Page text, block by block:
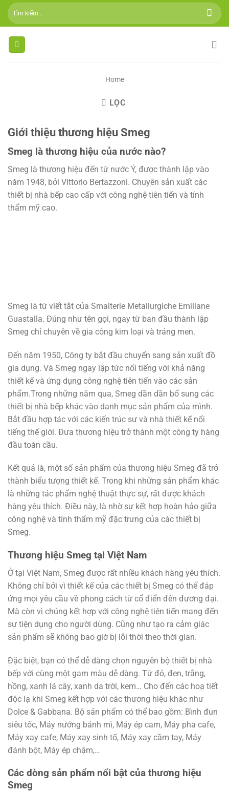
Skip
Tìm
kiếm:
Home
LỌC
Giới thiệu thương hiệu Smeg
Smeg là thương hiệu của nước nào?
Smeg là thương hiệu đến từ nước Ý, được thành lập vào
năm 1948, bởi Vittorio Bertazzoni. Chuyên sản xuất các
thiết bị nhà bếp cao cấp với công nghệ tiên tiến và tính
thẩm mỹ cao.
Smeg là từ viết tắt của Smalterie Metallurgiche Emiliane
Guastalla. Đúng như tên gọi, ngay từ ban đầu thành lập
Smeg chỉ chuyên về gia công kim loại và tráng men.
Đến năm 1950, Công ty bắt đầu chuyển sang sản xuất đồ
gia dụng. Và Smeg ngay lập tức nổi tiếng với khả năng
thiết kế và ứng dụng công nghệ tiên tiến vào các sản
phẩm.Trong những năm qua, Smeg dần dần bổ sung các
thiết bị nhà bếp khác vào danh mục sản phẩm của mình.
Bắt đầu hợp tác với các kiến ​​trúc sư và nhà thiết kế nổi
tiếng thế giới. Đưa thương hiệu trở thành một công ty hàng
đầu toàn cầu.
Kết quả là, một số sản phẩm của thương hiệu Smeg đã trở
thành biểu tượng thiết kế. Trong khi những sản phẩm khác
là những tác phẩm nghệ thuật thực sự, rất được khách
hàng yêu thích. Điều này, là nhờ sự kết hợp hoàn hảo giữa
công nghệ và tính thẩm mỹ đặc trưng của các thiết bị
Smeg.
Thương hiệu Smeg tại Việt Nam
Ở tại Việt Nam, Smeg được rất nhiều khách hàng yêu thích.
Không chỉ bởi vì thiết kế của các thiết bị Smeg có thể đáp
ứng mọi yêu cầu về phong cách từ cổ điển đến đương đại.
Mà còn vì chúng kết hợp với công nghệ tiên tiến mang đến
sự tiện dụng cho người dùng. Cũng như tạo ra cảm giác
sản phẩm sẽ không bao giờ bị lỗi thời theo thời gian.
Đặc biệt, bạn có thể dễ dàng chọn nguyên bộ thiết bị nhà
bếp với cùng một gam màu dễ dàng. Từ đỏ, đen, trắng,
hồng, xanh lá cây, xanh da trời, kem… Cho đến các hoạ tiết
độc lạ khi Smeg kết hợp với các thương hiệu khác như
Dolce & Gabbana. Bộ sản phẩm có thể bao gồm: Bình đun
siêu tốc, Máy nướng bánh mì, Máy ép cam, Máy pha cafe,
Máy xay cafe, Máy xay sinh tố, Máy xay cầm tay, Máy
đánh bột, Máy ép chậm,…
Các dòng sản phẩm nổi bật của thương hiệu
Smeg